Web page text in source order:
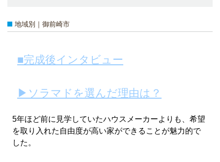
地域別｜御前崎市
■完成後インタビュー
▶ソラマドを選んだ理由は？
5年ほど前に見学していたハウスメーカーよりも、希望
を取り入れた自由度が高い家ができることが魅力的で
した。